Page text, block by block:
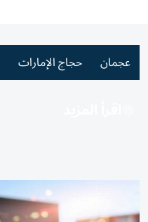
عجمان حجاج الإمارات